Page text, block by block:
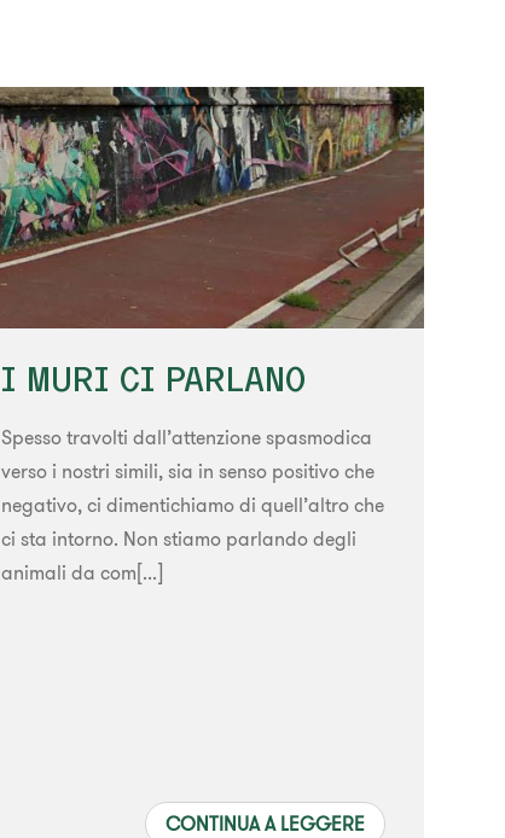
I MURI CI PARLANO
Spesso travolti dall’attenzione spasmodica
verso i nostri simili, sia in senso positivo che
negativo, ci dimentichiamo di quell’altro che
ci sta intorno. Non stiamo parlando degli
animali da com[...]
CONTINUA A LEGGERE